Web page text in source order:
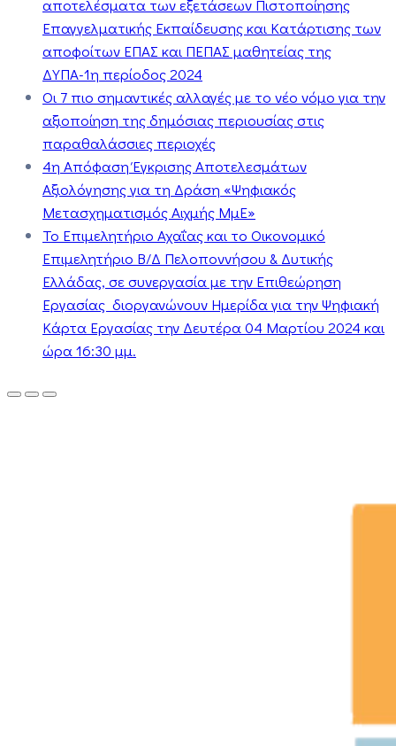
αποτελέσματα των εξετάσεων Πιστοποίησης
Επαγγελματικής Εκπαίδευσης και Κατάρτισης των
αποφοίτων ΕΠΑΣ και ΠΕΠΑΣ μαθητείας της
ΔΥΠΑ-1η περίοδος 2024
Οι 7 πιο σημαντικές αλλαγές με το νέο νόμο για την
αξιοποίηση της δημόσιας περιουσίας στις
παραθαλάσσιες περιοχές
4η Απόφαση Έγκρισης Αποτελεσμάτων
Αξιολόγησης για τη Δράση «Ψηφιακός
Μετασχηματισμός Αιχμής ΜμΕ»
Το Επιμελητήριο Αχαΐας και το Οικονομικό
Επιμελητήριο Β/Δ Πελοποννήσου & Δυτικής
Ελλάδας, σε συνεργασία με την Επιθεώρηση
Εργασίας διοργανώνουν Ημερίδα για την Ψηφιακή
Κάρτα Εργασίας την Δευτέρα 04 Μαρτίου 2024 και
ώρα 16:30 μμ.